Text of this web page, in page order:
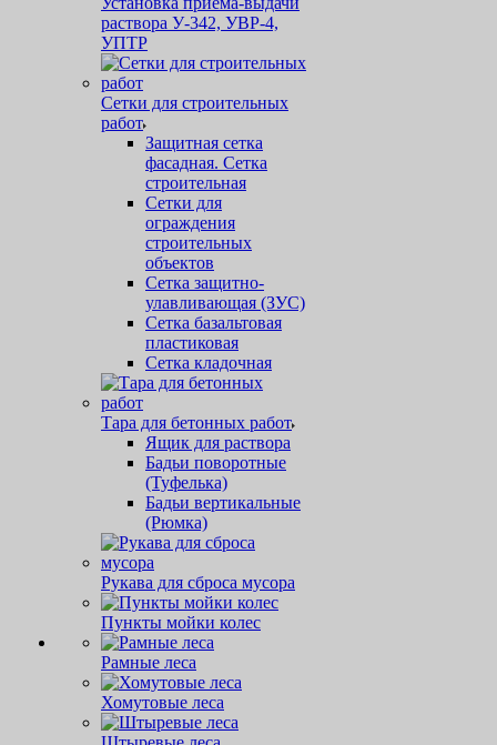
раствора У-342, УВР-4,
УПТР
Сетки для строительных
работ
Защитная cетка
фасадная. Сетка
строительная
Сетки для
ограждения
строительных
объектов
Сетка защитно-
улавливающая (ЗУС)
Сетка базальтовая
пластиковая
Сетка кладочная
Тара для бетонных работ
Ящик для раствора
Бадьи поворотные
(Туфелька)
Бадьи вертикальные
(Рюмка)
Рукава для сброса мусора
Пункты мойки колес
Рамные леса
Хомутовые леса